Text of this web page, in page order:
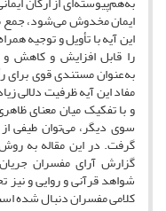
ایمان مخدوش می‌شود، جمع
این آیه با تأویل و توجیه
را قابل افزایش و کاهش و
به‌عنوان مستندی قوی
مفاد این آیه ظرفیت دلالی
و با تفکیک میان معنای
سوی دیگر، می‌توان طیفی
گرفت. در این مقاله به
گزارش آرای مفسران
شواهد قرآنی و روایی و نیز
کلامی مفسران دنبال شده